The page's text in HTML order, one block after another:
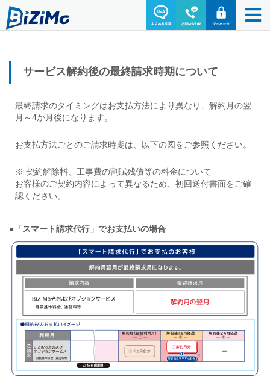
サービス解約後の最終請求時期について
最終請求のタイミングはお支払方法により異なり、解約月の翌
月～4か月後になります。
お支払方法ごとのご請求時期は、以下の図をご参照ください。
※ 契約解除料、工事費の割賦残債等の料金について
お客様のご契約内容によって異なるため、初回送付書面をご確
認ください。
●「スマート請求代行」でお支払いの場合